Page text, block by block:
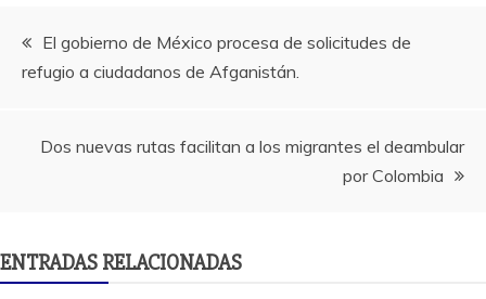
Navegación
entradas
El gobierno de México procesa de solicitudes de
refugio a ciudadanos de Afganistán.
Dos nuevas rutas facilitan a los migrantes el deambular
por Colombia
ENTRADAS RELACIONADAS